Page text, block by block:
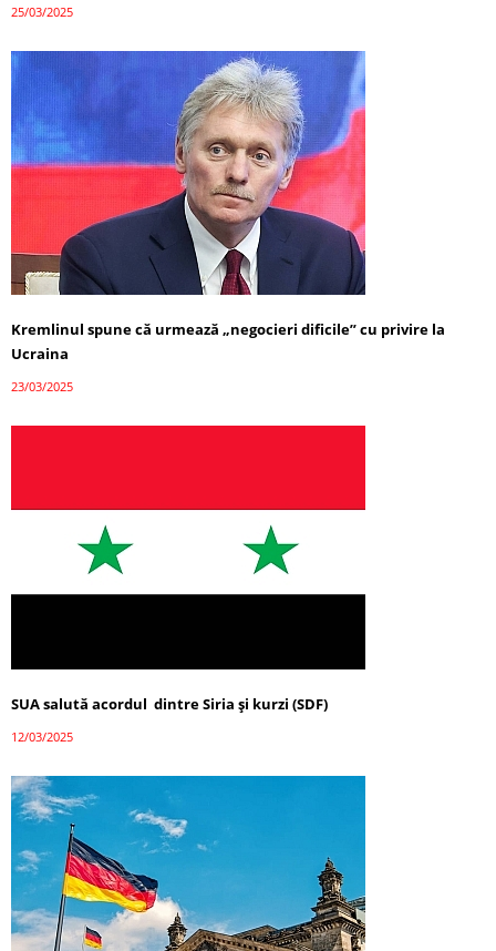
25/03/2025
Kremlinul spune că urmează „negocieri dificile” cu privire la
Ucraina
23/03/2025
SUA salută acordul dintre Siria și kurzi (SDF)
12/03/2025